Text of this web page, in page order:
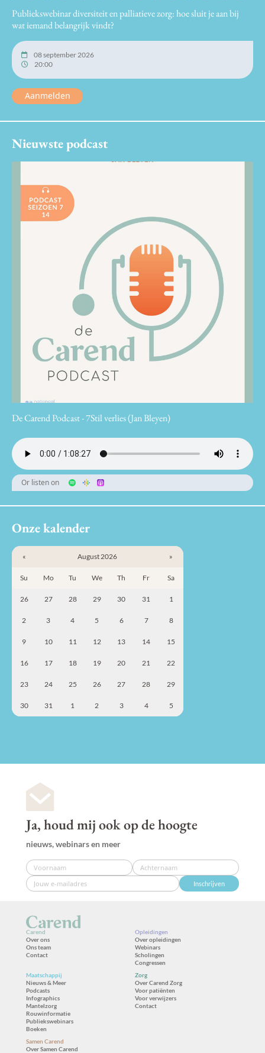
Publiekswebinar diversiteit en palliatieve zorg: hoe sluit je aan bij
wat iemand belangrijk vindt?
08 september 2026
20:00
Aanmelden
Nieuwste podcast
De Carend Podcast - 7Stil verlies (Jan Bleyen)
Or listen on
Onze kalender
« August 2026 »
Su Mo Tu We Th Fr Sa
26 27 28 29 30 31 1
2 3 4 5 6 7 8
9 10 11 12 13 14 15
16 17 18 19 20 21 22
23 24 25 26 27 28 29
30 31 1 2 3 4 5
Ja, houd mij ook op de hoogte
nieuws, webinars en meer
Inschrijven
Carend
Over ons
Ons team
Contact
Opleidingen
Over opleidingen
Webinars
Scholingen
Congressen
Maatschappij
Nieuws & Meer
Podcasts
Infographics
Mantelzorg
Rouwinformatie
Publiekswebinars
Boeken
Zorg
Over Carend Zorg
Voor patiënten
Voor verwijzers
Contact
Samen Carend
Over Samen Carend